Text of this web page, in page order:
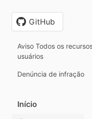
GitHub
Aviso Todos os
usuários
Denúncia de infração
Início